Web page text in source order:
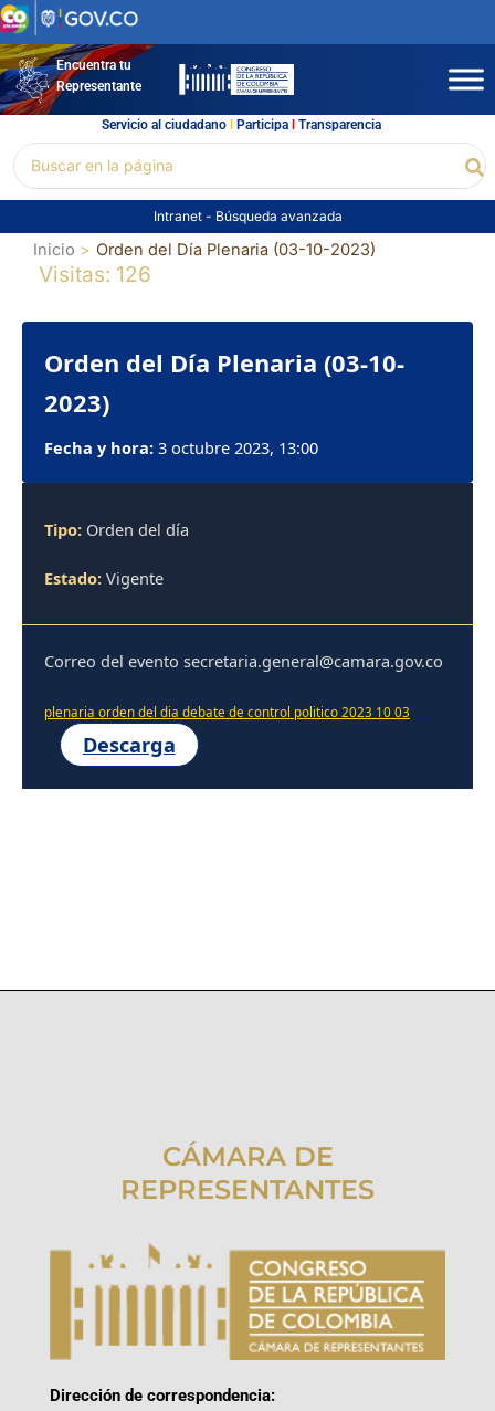
Ir
al
contenidoEncuentra tu
Representante
Servicio al ciudadano l Participal Transparencia
por:
Intranet - Búsqueda avanzada
Inicio Orden del Día Plenaria (03-10-2023)
Visitas: 126
Orden del Día Plenaria (03-10-
2023)
Fecha y hora: 3 octubre 2023, 13:00
Tipo: Orden del día
Estado: Vigente
Correo del evento secretaria.general@camara.gov.co
plenaria orden del dia debate de control politico 2023 10 03
Descarga
CÁMARA DE
REPRESENTANTES
Dirección de correspondencia: